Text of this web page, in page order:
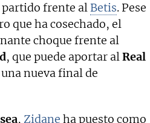
partido frente al Betis. Pese
que ha cosechado, el
choque frente al
, que puede aportar alReal
nueva final de
, Zidane ha puesto como